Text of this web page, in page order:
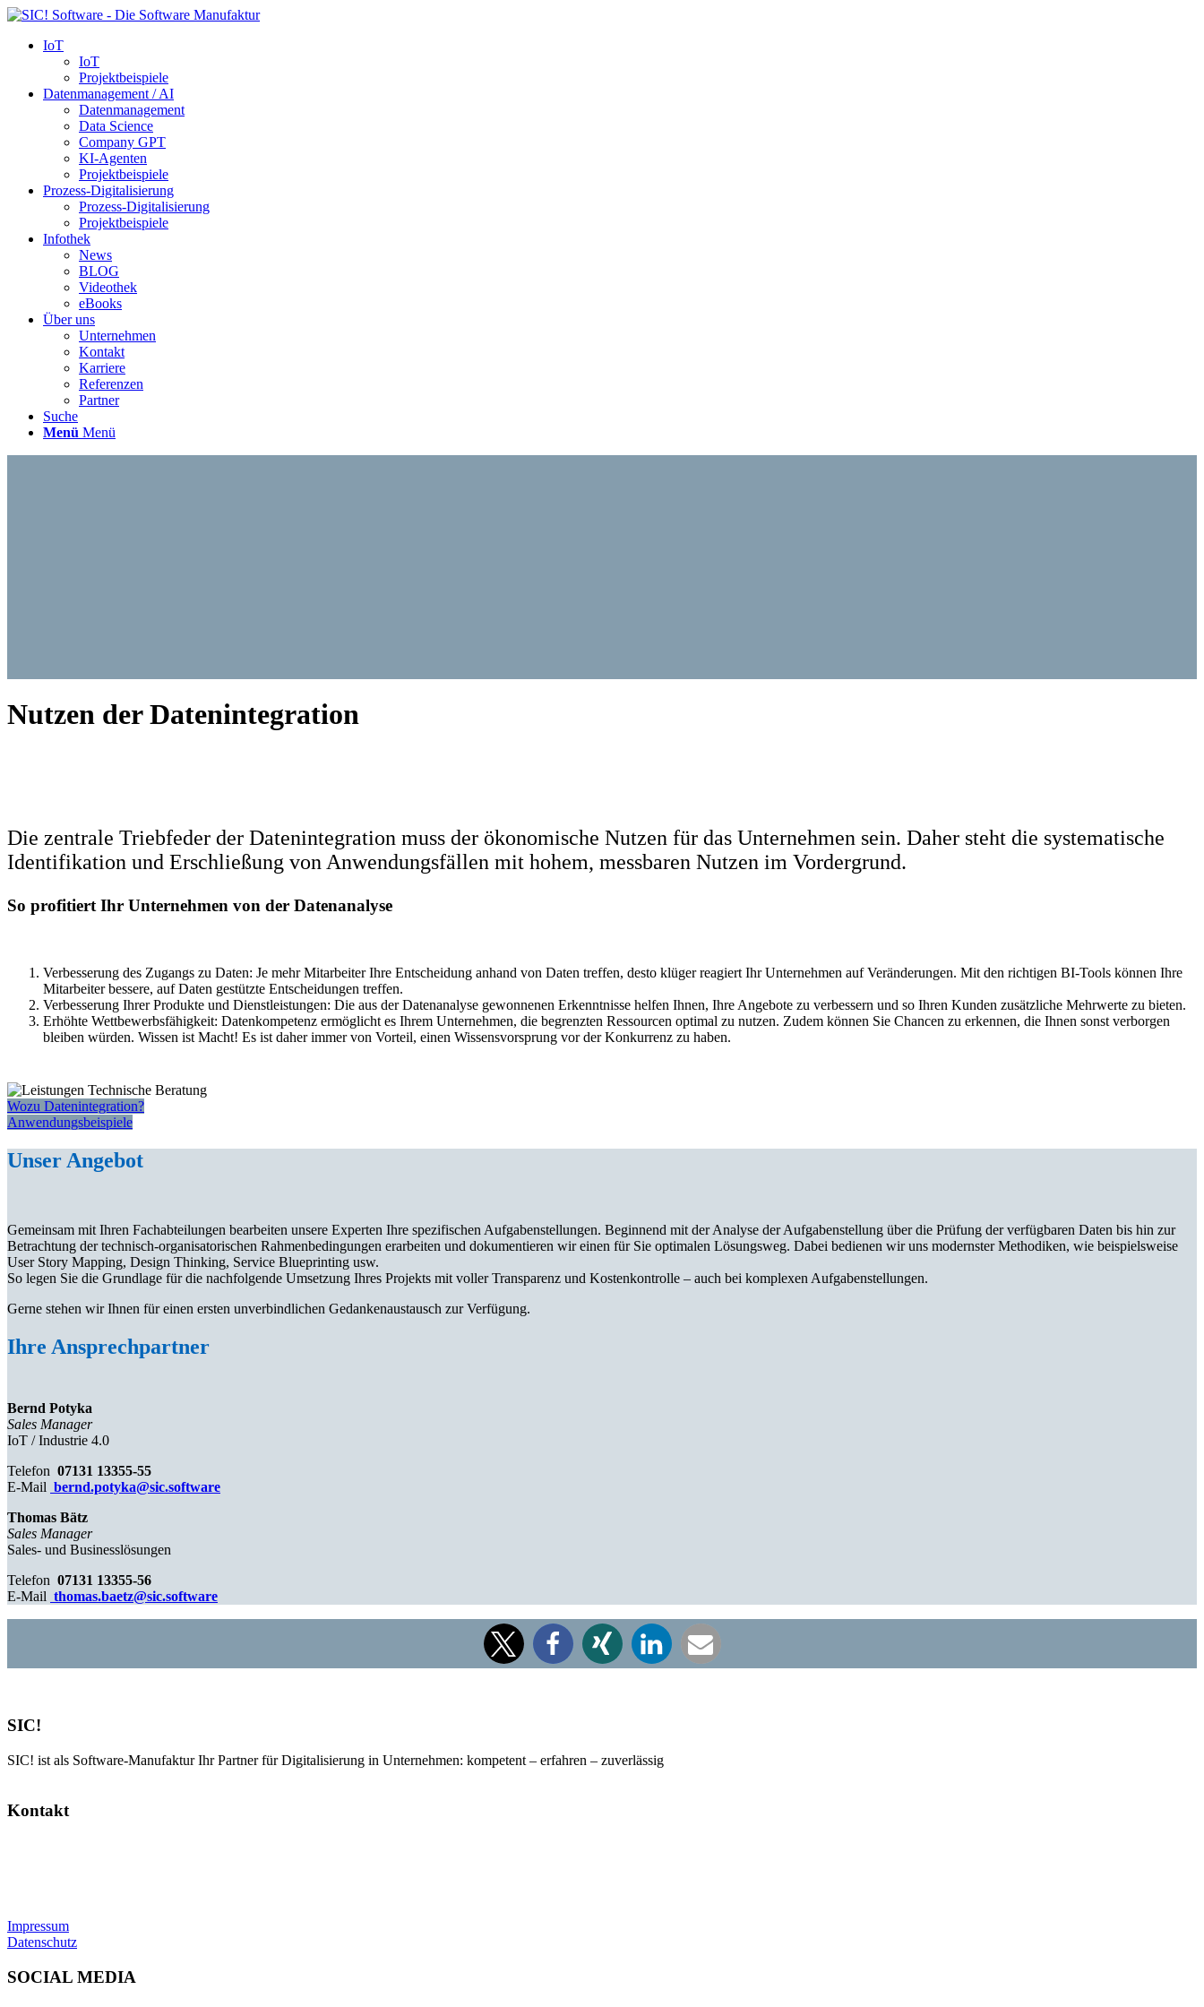
IoT
IoT
Projektbeispiele
Datenmanagement / AI
Datenmanagement
Data Science
Company GPT
KI-Agenten
Projektbeispiele
Prozess-Digitalisierung
Prozess-Digitalisierung
Projektbeispiele
Infothek
News
BLOG
Videothek
eBooks
Über uns
Unternehmen
Kontakt
Karriere
Referenzen
Partner
Suche
Menü Menü
Nutzen der Datenintegration
Die zentrale Triebfeder der Datenintegration muss der ökonomische Nutzen für das Unternehmen sein. Daher steht die systematische
Identifikation und Erschließung von Anwendungsfällen mit hohem, messbaren Nutzen im Vordergrund.
So profitiert Ihr Unternehmen von der Datenanalyse
Verbesserung des Zugangs zu Daten: Je mehr Mitarbeiter Ihre Entscheidung anhand von Daten treffen, desto klüger reagiert Ihr Unternehmen auf Veränderungen. Mit den richtigen BI-Tools können Ihre
Mitarbeiter bessere, auf Daten gestützte Entscheidungen treffen.
Verbesserung Ihrer Produkte und Dienstleistungen: Die aus der Datenanalyse gewonnenen Erkenntnisse helfen Ihnen, Ihre Angebote zu verbessern und so Ihren Kunden zusätzliche Mehrwerte zu bieten.
Erhöhte Wettbewerbsfähigkeit: Datenkompetenz ermöglicht es Ihrem Unternehmen, die begrenzten Ressourcen optimal zu nutzen. Zudem können Sie Chancen zu erkennen, die Ihnen sonst verborgen
bleiben würden. Wissen ist Macht! Es ist daher immer von Vorteil, einen Wissensvorsprung vor der Konkurrenz zu haben.
Wozu Datenintegration?
Anwendungsbeispiele
Unser Angebot
Gemeinsam mit Ihren Fachabteilungen bearbeiten unsere Experten Ihre spezifischen Aufgabenstellungen. Beginnend mit der Analyse der Aufgabenstellung über die Prüfung der verfügbaren Daten bis hin zur
Betrachtung der technisch-organisatorischen Rahmenbedingungen erarbeiten und dokumentieren wir einen für Sie optimalen Lösungsweg. Dabei bedienen wir uns modernster Methodiken, wie beispielsweise
User Story Mapping, Design Thinking, Service Blueprinting usw.
So legen Sie die Grundlage für die nachfolgende Umsetzung Ihres Projekts mit voller Transparenz und Kostenkontrolle – auch bei komplexen Aufgabenstellungen.
Gerne stehen wir Ihnen für einen ersten unverbindlichen Gedankenaustausch zur Verfügung.
Ihre Ansprechpartner
Bernd Potyka
Sales Manager
IoT / Industrie 4.0
Telefon 07131 13355-55
E-Mail bernd.potyka@sic.software
Thomas Bätz
Sales Manager
Sales- und Businesslösungen
Telefon 07131 13355-56
E-Mail thomas.baetz@sic.software
SIC!
SIC! ist als Software-Manufaktur Ihr Partner für Digitalisierung in Unternehmen: kompetent – erfahren – zuverlässig
Kontakt
Impressum
Datenschutz
SOCIAL MEDIA